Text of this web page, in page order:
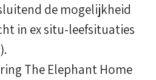
de mogelijkheid
in ex situ-leefsituaties
The Elephant Home